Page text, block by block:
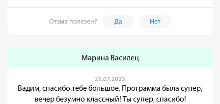
Отзыв полезен? Да Нет
Марина Василец
29.07.2023
Вадим, спасибо тебе большое. Программа была супер,
вечер безумно классный! Ты супер, спасибо!